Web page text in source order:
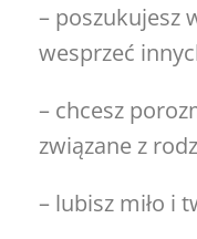
– poszukujesz
wesprzeć
– chcesz
związane z
– lubisz miło i